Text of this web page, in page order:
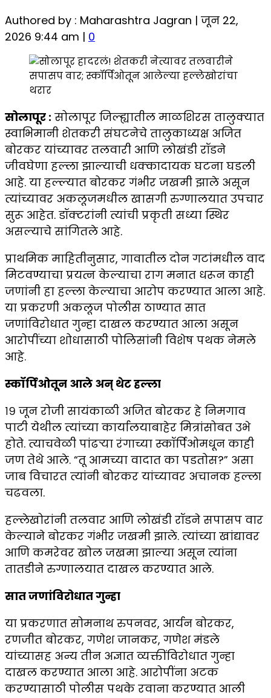
Authored by : Maharashtra Jagran | जून 22,
2026 9:44 am | 0
सोलापूर : सोलापूर जिल्ह्यातील माळशिरस तालुक्यात
स्वाभिमानी शेतकरी संघटनेचे तालुकाध्यक्ष अजित
बोरकर यांच्यावर तलवारी आणि लोखंडी रॉडने
जीवघेणा हल्ला झाल्याची धक्कादायक घटना घडली
आहे. या हल्ल्यात बोरकर गंभीर जखमी झाले असून
त्यांच्यावर अकलूजमधील खासगी रुग्णालयात उपचार
सुरू आहेत. डॉक्टरांनी त्यांची प्रकृती सध्या स्थिर
असल्याचे सांगितले आहे.
प्राथमिक माहितीनुसार, गावातील दोन गटांमधील वाद
मिटवण्याचा प्रयत्न केल्याचा राग मनात धरून काही
जणांनी हा हल्ला केल्याचा आरोप करण्यात आला आहे.
या प्रकरणी अकलूज पोलीस ठाण्यात सात
जणांविरोधात गुन्हा दाखल करण्यात आला असून
आरोपींच्या शोधासाठी पोलिसांनी विशेष पथक नेमले
आहे.
स्कॉर्पिओतून आले अन् थेट हल्ला
१९ जून रोजी सायंकाळी अजित बोरकर हे निमगाव
पाटी येथील त्यांच्या कार्यालयाबाहेर मित्रांसोबत उभे
होते. त्याचवेळी पांढऱ्या रंगाच्या स्कॉर्पिओमधून काही
जण तेथे आले. “तू आमच्या वादात का पडतोस?” असा
जाब विचारत त्यांनी बोरकर यांच्यावर अचानक हल्ला
चढवला.
हल्लेखोरांनी तलवार आणि लोखंडी रॉडने सपासप वार
केल्याने बोरकर गंभीर जखमी झाले. त्यांच्या खांद्यावर
आणि कमरेवर खोल जखमा झाल्या असून त्यांना
तातडीने रुग्णालयात दाखल करण्यात आले.
सात जणांविरोधात गुन्हा
या प्रकरणात सोमनाथ रुपनवर, आर्यन बोरकर,
रणजीत बोरकर, गणेश जानकर, गणेश मंडले
यांच्यासह अन्य तीन अज्ञात व्यक्तींविरोधात गुन्हा
दाखल करण्यात आला आहे. आरोपींना अटक
करण्यासाठी पोलीस पथके रवाना करण्यात आली